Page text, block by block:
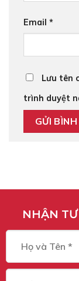
Email *
Lưu tên
trình duyệt
NHẬN